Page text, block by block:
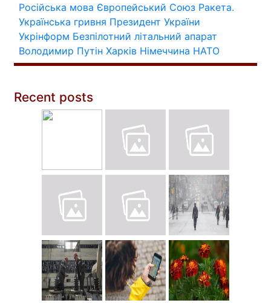
Російська мова Європейський Союз Ракета.
Українська гривня Президент України
Укрінформ Безпілотний літальний апарат
Володимир Путін Харків Німеччина НАТО
Recent posts